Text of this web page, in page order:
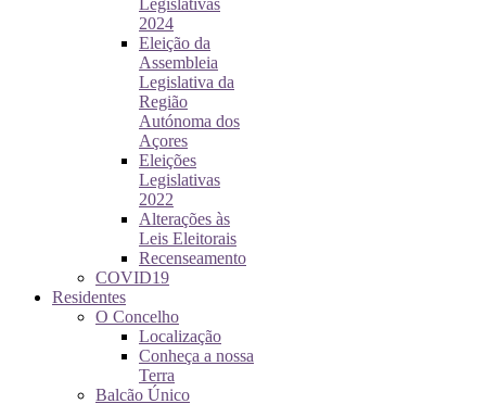
Legislativas
2024
Eleição da
Assembleia
Legislativa da
Região
Autónoma dos
Açores
Eleições
Legislativas
2022
Alterações às
Leis Eleitorais
Recenseamento
COVID19
Residentes
O Concelho
Localização
Conheça a nossa
Terra
Balcão Único